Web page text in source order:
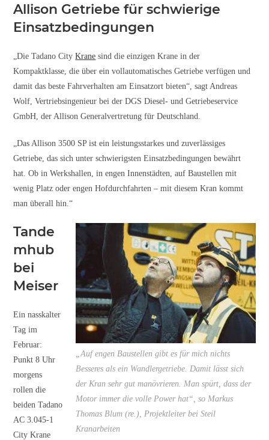
Allison Getriebe für schwierige
Einsatzbedingungen
„Die Tadano CityKrane sind die einzigen Krane in der
Kompaktklasse, die über ein vollautomatisches Getriebe verfügen und
damit das beste Fahrverhalten am Einsatzort bieten“, sagt Andreas
Wolf, Vertriebsingenieur bei der DGS Diesel- und Getriebeservice
GmbH, der Allison Generalvertretung für Deutschland.
„Das Allison 3500 SP ist ein leistungsstarkes und zuverlässiges
Getriebe, das sich unter schwierigsten Einsatzbedingungen bewährt
hat. Ob in Werkshallen, in engen Innenstädten, auf Baustellen mit
wenig Platz oder engen Hofdurchfahrten – mit diesem Kran kommt
man überall hin.“
„Auf engen Baustellen gibt es für mich nichts
Besseres als ein Wandlergetriebe. Damit lässt sich
der Kran sehr gut manövrieren. Man spürt, dass der
Motor immer die volle Power hat“, so Markus
Thomas Blum (re.), Projektleiter bei Steil
Kranarbeiten
Tande
mhub
bei
Meiser
Ein nasskalter
Tag im
Februar:
Punkt 8 Uhr
morgens
rollen die
beiden Tadano
AC 3.045-1
City Krane